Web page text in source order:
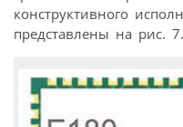
конструктивного
представлены на рис. 7.